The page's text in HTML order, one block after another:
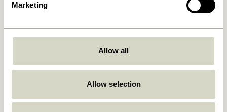
Marketing
Allow all
Allow selection
Sempre Tøjstativ
Lysegrå
309,00kr.